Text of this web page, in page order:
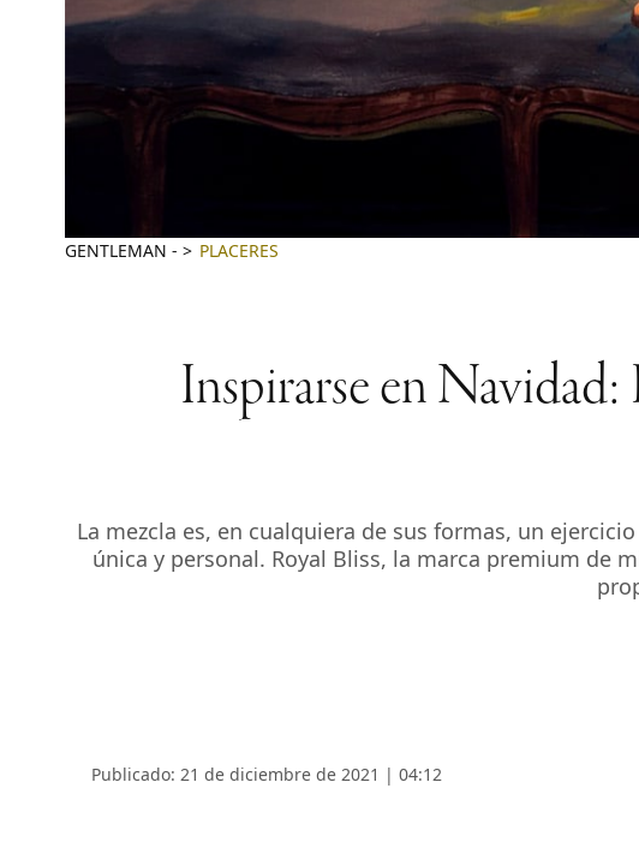
GENTLEMAN - PLACERES
Inspirarse en
La mezcla es, en cualquiera de sus formas, un
única y personal. Royal Bliss, la marca premium de
Publicado: 21 de diciembre de 2021 | 04:12